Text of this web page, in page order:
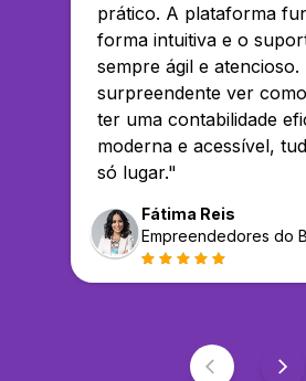
prático. A plataforma
forma intuitiva e o
sempre ágil e atencioso.
surpreendente ver
ter uma contabilidade
moderna e acessível,
só lugar."
Fátima Reis
Empreendedores do